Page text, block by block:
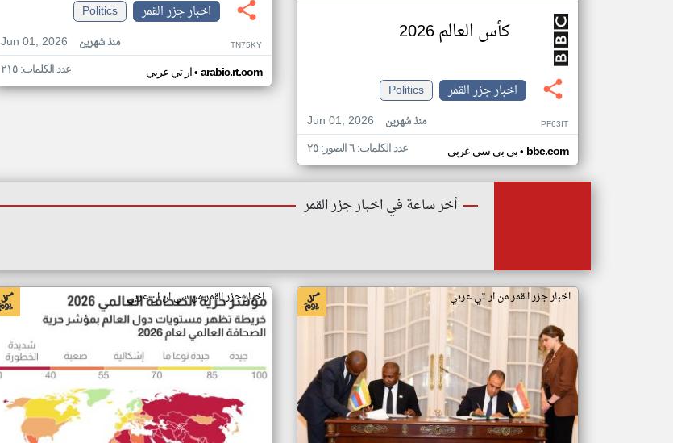
كأس العالم 2026
اخبار جزر القمر
Politics
Jun 01, 2026
منذ شهرين PF63IT
بي بي سي عربي• bbc.com عدد الكلمات: ٦ الصور: ٢٥
اخبار جزر القمر
Politics
Jun 01, 2026
منذ شهرين TN75KY
ار تي عربي• arabic.rt.com عدد الكلمات: ٢١٥
أخر ساعة في اخبار جزر القمر
اخبار جزر القمر من ار تي عربي اخبار جزر القمر من سي ان ان عربي